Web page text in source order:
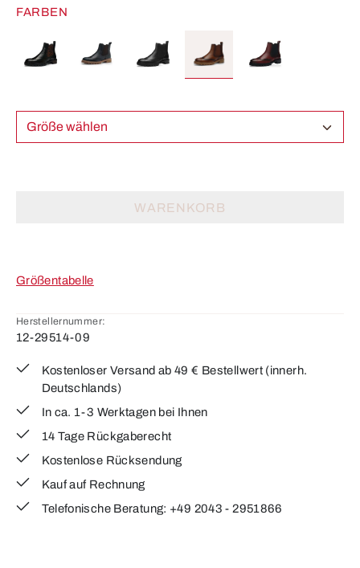
FARBEN
Größe wählen
WARENKORB
Größentabelle
Herstellernummer:
12-29514-09
Kostenloser Versand ab 49 € Bestellwert (innerh.
Deutschlands)
In ca. 1-3 Werktagen bei Ihnen
14 Tage Rückgaberecht
Kostenlose Rücksendung
Kauf auf Rechnung
Telefonische Beratung: +49 2043 - 2951866